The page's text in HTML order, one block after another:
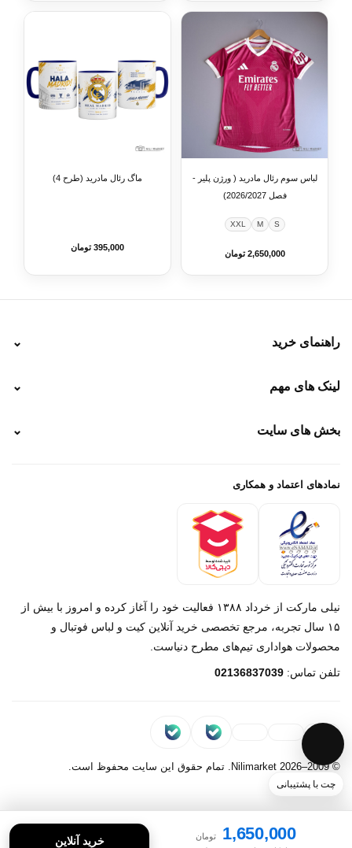
خرید آنلاین 1,650,000 تومان
لباس سوم رئال مادرید ( ورژن پلیر -
فصل 2026/2027)
S
M
XXL
2,650,000 تومان
ماگ رئال مادرید (طرح 4)
395,000 تومان
راهنمای خرید ⌄
نحوه پرداخت
راهنمای سفارش
لینک های مهم ⌄
رهگیری تیپاکس
خرید لباس جدید بارسلونا 2025/2026
بخش های سایت ⌄
پرداخت باز
تماس با ما
نمادهای اعتماد و همکاری
نیلی مارکت از خرداد ۱۳۸۸ فعالیت خود را آغاز کرده و امروز با بیش از
۱۵ سال تجربه، مرجع تخصصی خرید آنلاین کیت و لباس فوتبال و
محصولات هواداری تیم‌های مطرح دنیاست.
تلفن تماس: 02136837039
© 2009–2026 Nilimarket. تمام حقوق این سایت محفوظ است.
چت با پشتیبانی
پشتیبانی روبیکا‌
پشتیبانی بله